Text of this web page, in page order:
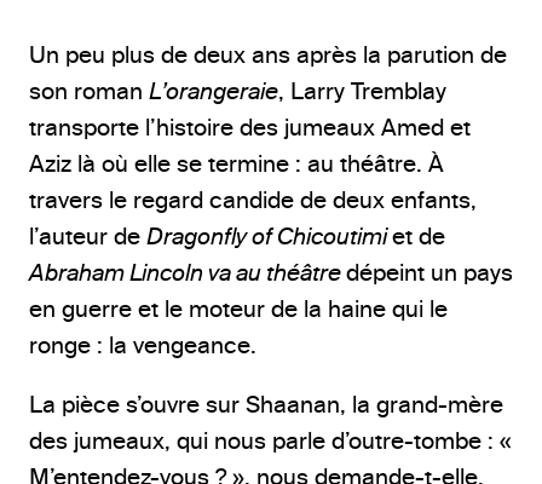
Un peu plus de deux ans après la parution de
son roman L’orangeraie, Larry Tremblay
transporte l’histoire des jumeaux Amed et
Aziz là où elle se termine : au théâtre. À
travers le regard candide de deux enfants,
l’auteur de Dragonfly of Chicoutimiet de
Abraham Lincoln va au théâtredépeint un pays
en guerre et le moteur de la haine qui le
ronge : la vengeance.
La pièce s’ouvre sur Shaanan, la grand-mère
des jumeaux, qui nous parle d’outre-tombe : «
M’entendez-vous ? », nous demande-t-elle.